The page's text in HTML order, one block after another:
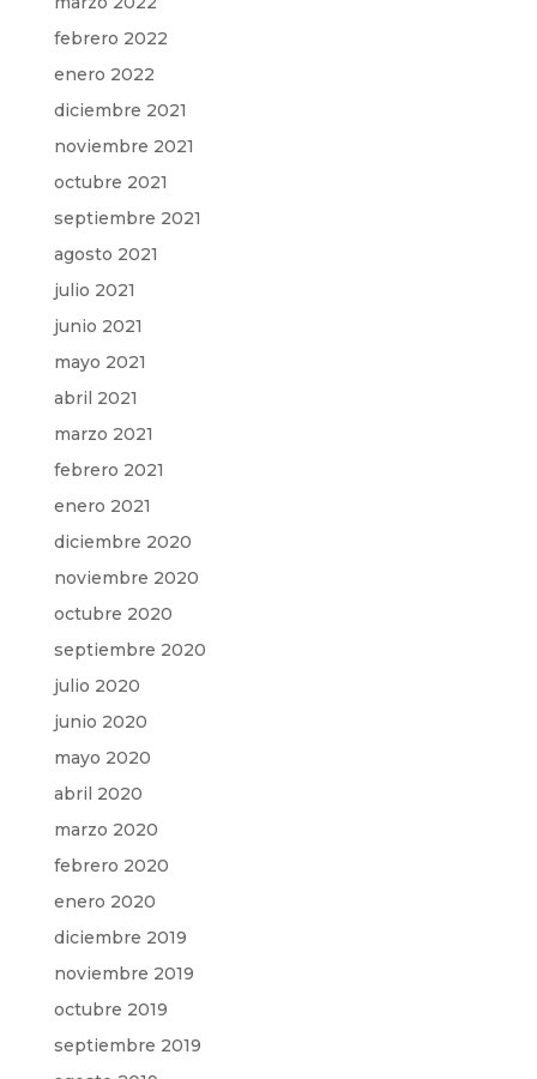
febrero 2022
enero 2022
diciembre 2021
noviembre 2021
octubre 2021
septiembre 2021
agosto 2021
julio 2021
junio 2021
mayo 2021
abril 2021
marzo 2021
febrero 2021
enero 2021
diciembre 2020
noviembre 2020
octubre 2020
septiembre 2020
julio 2020
junio 2020
mayo 2020
abril 2020
marzo 2020
febrero 2020
enero 2020
diciembre 2019
noviembre 2019
octubre 2019
septiembre 2019